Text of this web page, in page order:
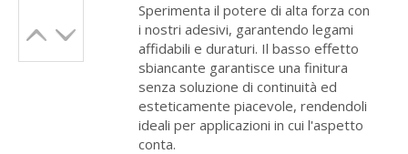
Sperimenta il potere di alta forza con
i nostri adesivi, garantendo legami
affidabili e duraturi. Il basso effetto
sbiancante garantisce una finitura
senza soluzione di continuità ed
esteticamente piacevole, rendendoli
ideali per applicazioni in cui l'aspetto
conta.